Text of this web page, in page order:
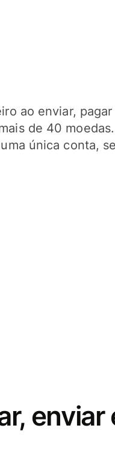
ao enviar,
de 40
única conta,
enviar